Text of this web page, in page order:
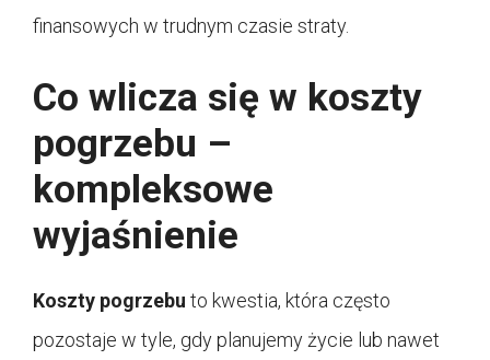
finansowych w trudnym czasie straty.
Co wlicza się w koszty
pogrzebu –
kompleksowe
wyjaśnienie
Koszty pogrzebu to kwestia, która często
pozostaje w tyle, gdy planujemy życie lub nawet